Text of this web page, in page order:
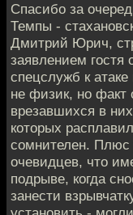
Спасибо за
Темпы -
Дмитрий Юрич,
заявлением гостя
спецслужб к
не физик, но факт
врезавшихся в
которых
сомнителен. Плюс
очевидцев, что
подрыве, когда
занести